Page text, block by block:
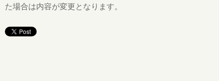
た場合は内容が変更となります。